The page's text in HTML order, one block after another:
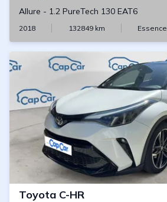
Allure - 1.2 PureTech 130 EAT6
2018 132849km Essence
Toyota C-HR